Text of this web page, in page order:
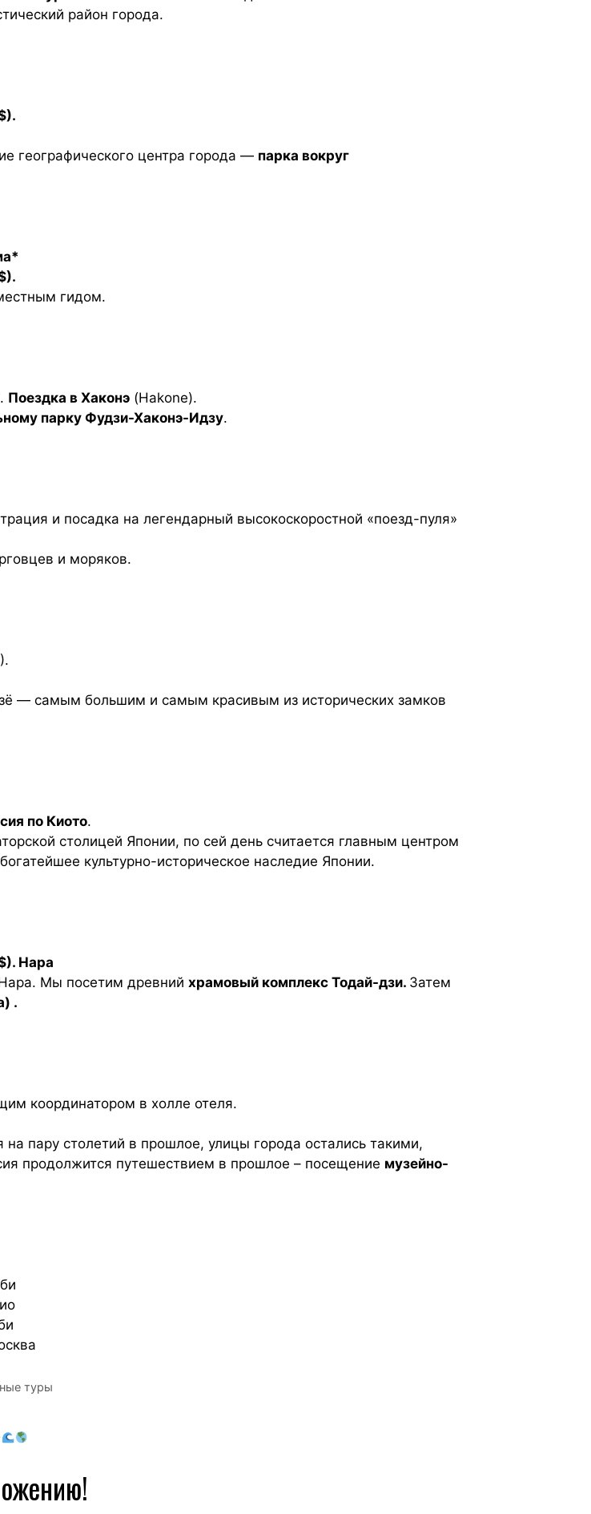
район города.
географического центра города — парка вокруг
гидом.
Поездка в Хаконэ (Hakone).
парку Фудзи-Хаконэ-Идзу.
и посадка на легендарный высокоскоростной «поезд-пуля»
и моряков.
— самым большим и самым красивым из исторических замков
по Киото.
столицей Японии, по сей день считается главным центром
культурно-историческое наследие Японии.
Нара
Мы посетим древний храмовый комплекс Тодай-дзи. Затем
.
координатором в холле отеля.
на пару столетий в прошлое, улицы города остались такими,
продолжится путешествием в прошлое – посещение музейно-
туры